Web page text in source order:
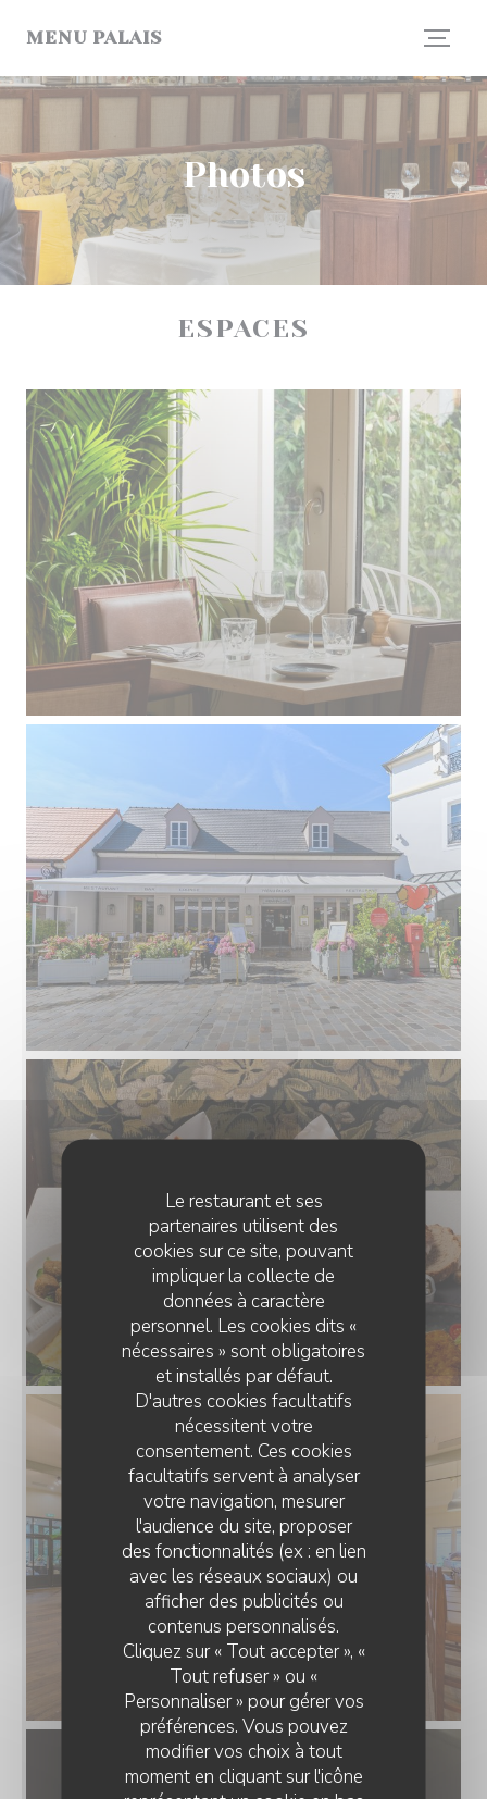
Le restaurant et ses
partenaires utilisent des
cookies sur ce site, pouvant
impliquer la collecte de
données à caractère
personnel. Les cookies dits «
nécessaires » sont obligatoires
et installés par défaut.
D'autres cookies facultatifs
nécessitent votre
consentement. Ces cookies
facultatifs servent à analyser
votre navigation, mesurer
l'audience du site, proposer
des fonctionnalités (ex : en lien
avec les réseaux sociaux) ou
afficher des publicités ou
contenus personnalisés.
Cliquez sur « Tout accepter », «
Tout refuser » ou «
Personnaliser » pour gérer vos
préférences. Vous pouvez
modifier vos choix à tout
moment en cliquant sur l'icône
MENU PALAIS
Photos
ESPACES
MENU PALAIS